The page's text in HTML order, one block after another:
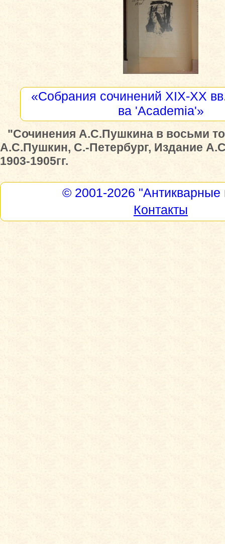
«Собрания сочинений XIX-XX
ва 'Academia'»
"Сочинения А.С.Пушкина в восьми
А.С.Пушкин, С.-Петербург, Издание
1903-1905гг.
© 2001-2026 "Антикварные
Контакты